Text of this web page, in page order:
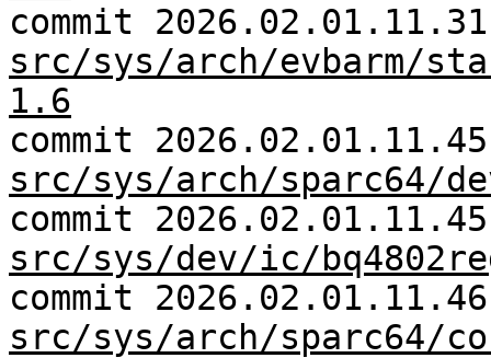
commit
src/sys/arch/evbarm/
1.6
commit
src/sys/arch/sparc64/
commit
src/sys/dev/ic/
commit
src/sys/arch/sparc64/